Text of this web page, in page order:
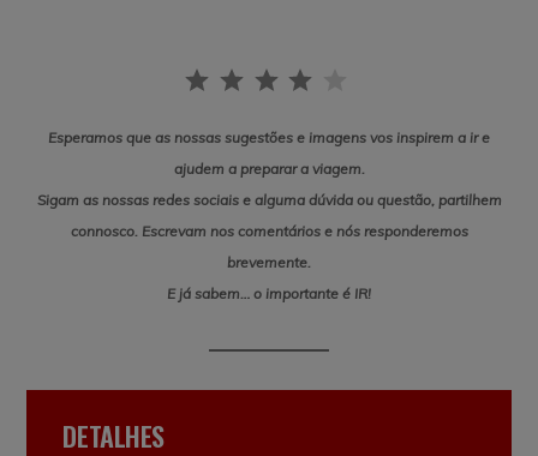
Esperamos que as nossas sugestões e imagens vos inspirem a ir e
ajudem a preparar a viagem.
Sigam as nossas redes sociais e alguma dúvida ou questão, partilhem
connosco. Escrevam nos comentários e nós responderemos
brevemente.
E já sabem… o importante é IR!
DETALHES